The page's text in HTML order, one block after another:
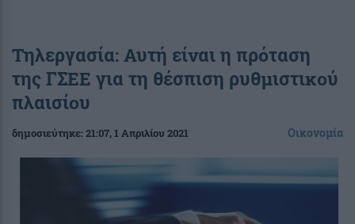
Τηλεργασία: Αυτή είναι η πρόταση
της ΓΣΕΕ για τη θέσπιση ρυθμιστικού
πλαισίου
δημοσιεύτηκε:21:07, 1 Απριλίου 2021 Οικονομία